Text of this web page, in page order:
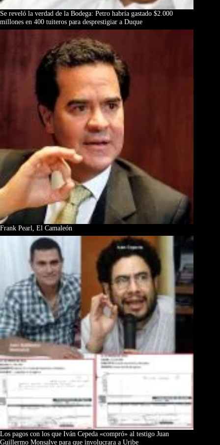
Se reveló la verdad de la Bodega: Petro habría gastado $2.000
millones en 400 tuiteros para desprestigiar a Duque
Frank Pearl, El Camaleón
Los pagos con los que Iván Cepeda «compró» al testigo Juan
Guillermo Monsalve para que involucrara a Uribe